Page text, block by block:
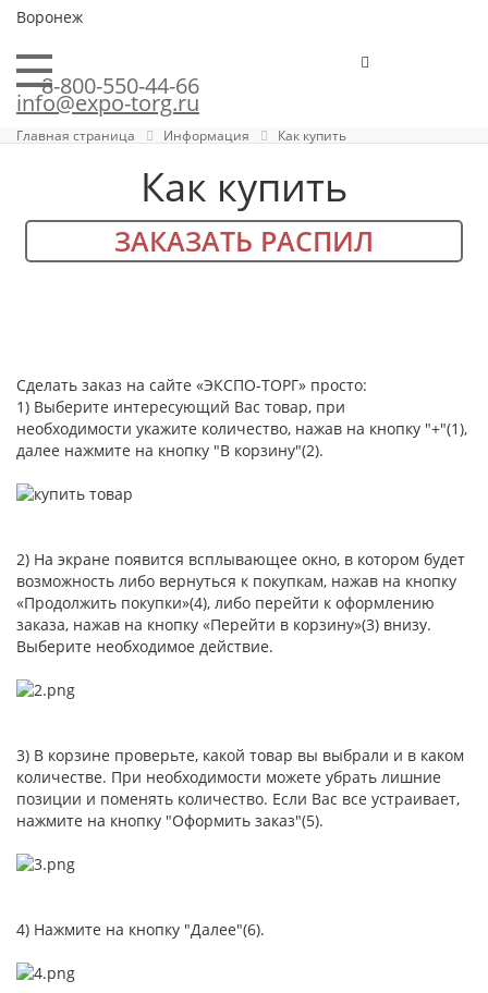
Воронеж
8-800-550-44-66
info@expo-torg.ru
Главная страница Информация Как купить
Как купить
ЗАКАЗАТЬ РАСПИЛ
Сделать заказ на сайте «ЭКСПО-ТОРГ» просто:
1) Выберите интересующий Вас товар, при
необходимости укажите количество, нажав на кнопку "+"(1),
далее нажмите на кнопку "В корзину"(2).
2) На экране появится всплывающее окно, в котором будет
возможность либо вернуться к покупкам, нажав на кнопку
«Продолжить покупки»(4), либо перейти к оформлению
заказа, нажав на кнопку «Перейти в корзину»(3) внизу.
Выберите необходимое действие.
3) В корзине проверьте, какой товар вы выбрали и в каком
количестве. При необходимости можете убрать лишние
позиции и поменять количество. Если Вас все устраивает,
нажмите на кнопку "Оформить заказ"(5).
4) Нажмите на кнопку "Далее"(6).